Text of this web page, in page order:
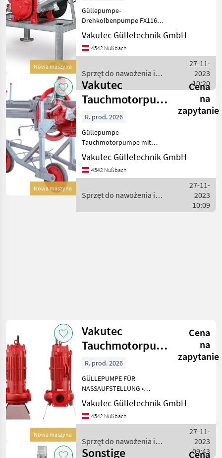
Nowa maszyna
Güllepumpe-
Drehkolbenpumpe FX116-
240 zum Umpumpen auf
einfache Art.
Serienausstattung: •
Drehrichtung reversierbar
je nach gewünschter
Ansaugs
Vakutec Gülletechnik GmbH
4542 Nußbach
Sprzęt do nawożenia i
nawadniania / Vakutec
27-11-
2023
10:20
Nowa maszyna
Vakutec
Tauchmotorpumpe
VAT - fahrbar
Cena
na
zapytanie
R. prod. 2026
Güllepumpe -
Tauchmotorpumpe mit
Schnecken-Reisswerk -
fahrbare Ausführung für
Entnahme aus mehrere
Rühren und Fassfüllen
Verschiedene Leis
Vakutec Gülletechnik GmbH
4542 Nußbach
Sprzęt do nawożenia i
27-11-
2023
10:09
Nowa maszyna
Vakutec
Tauchmotorpumpe
AT
Cena
na
zapytanie
R. prod. 2026
GÜLLEPUMPE FÜR
NASSAUFSTELLUNG •
Tauchpumpe für Dauerlauf
• Drehstrommotor mit
eingebauten
Dichtungssonde •
Gummikabel 8, 00 m lang
Vakutec Gülletechnik GmbH
4542 Nußbach
Sprzęt do nawożenia i
nawadniania / Vakutec
27-11-
2023
09:43
Sonstige Cena